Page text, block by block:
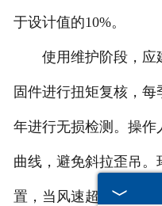
于设计值的10%。
使用维护阶段，应
固件进行扭矩复核，
年进行无损检测。操
曲线，避免斜拉歪吊
置，当风速超过6级时